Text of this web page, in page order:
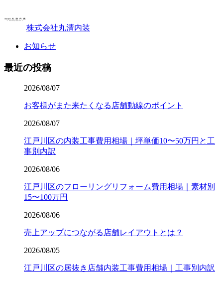
株式会社丸清内装
お知らせ
最近の投稿
2026/08/07
お客様がまた来たくなる店舗動線のポイント
2026/08/07
江戸川区の内装工事費用相場｜坪単価10〜50万円と工
事別内訳
2026/08/06
江戸川区のフローリングリフォーム費用相場｜素材別
15〜100万円
2026/08/06
売上アップにつながる店舗レイアウトとは？
2026/08/05
江戸川区の居抜き店舗内装工事費用相場｜工事別内訳